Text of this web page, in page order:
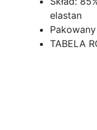
elastan
TABELA